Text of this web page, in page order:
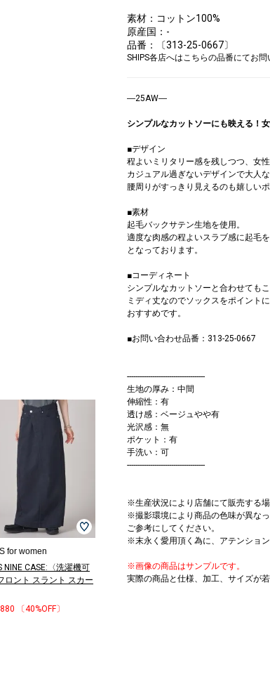
for women
NINE CASE:〈洗濯機可
ロント スラント スカー
〔40%OFF〕
素材：コットン100%
原産国：-
品番：〔313-25-0667〕
SHIPS各店へはこちらの品番にてお問
―25AW―
シンプルなカットソーにも映える！
■デザイン
程よいミリタリー感を残しつつ、女
カジュアル過ぎないデザインで大人
腰周りがすっきり見えるのも嬉しいポ
■素材
起毛バックサテン生地を使用。
適度な肉感の程よいスラブ感に起毛
となっております。
■コーディネート
シンプルなカットソーと合わせても
ミディ丈なのでソックスをポイント
おすすめです。
■お問い合わせ品番：313-25-0667
-------------------------------------
生地の厚み：中間
伸縮性：有
透け感：ベージュやや有
光沢感：無
ポケット：有
手洗い：可
-------------------------------------
※生産状況により店舗にて販売する場
※撮影環境により商品の色味が異な
ご参考にしてください。
※末永く愛用頂く為に、アテンショ
※画像の商品はサンプルです。
実際の商品と仕様、加工、サイズが